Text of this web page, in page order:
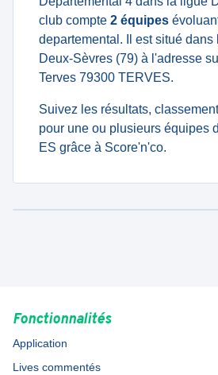
club compte 2 équipes
departemental. Il est situé dans
Deux-Sèvres (79) à l'adresse
Terves 79300 TERVES.
Suivez les résultats,
pour une ou plusieurs équipes
ES grâce à Score'n'co.
Fonctionnalités
Application
Lives commentés